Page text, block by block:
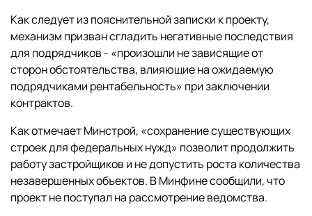
Как следует из пояснительной записки к проекту,
механизм призван сгладить негативные последствия
для подрядчиков - «произошли не зависящие от
сторон обстоятельства, влияющие на ожидаемую
подрядчиками рентабельность» при заключении
контрактов.
Как отмечает Минстрой, «сохранение существующих
строек для федеральных нужд» позволит продолжить
работу застройщиков и не допустить роста количества
незавершенных объектов. В Минфине сообщили, что
проект не поступал на рассмотрение ведомства.